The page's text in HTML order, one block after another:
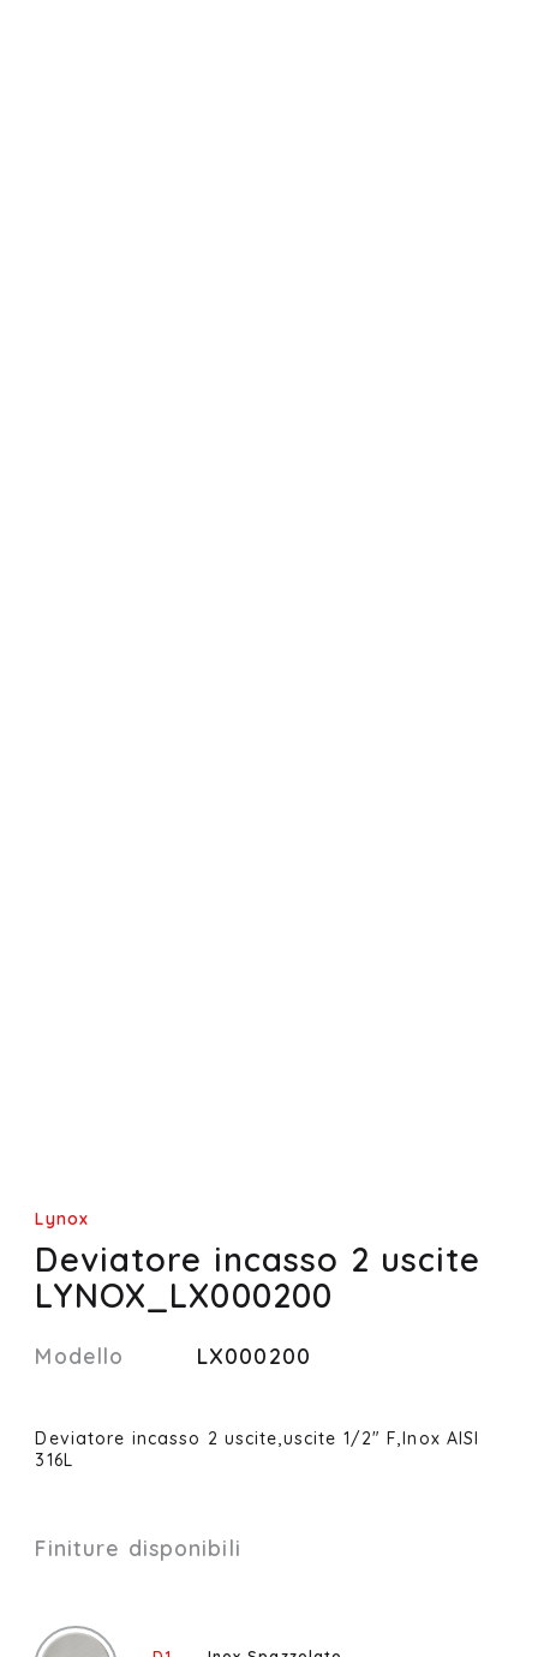
Lynox
Deviatore incasso 2 uscite
LYNOX_LX000200
Modello LX000200
Deviatore incasso 2 uscite,uscite 1/2" F,Inox AISI
316L
Finiture disponibili